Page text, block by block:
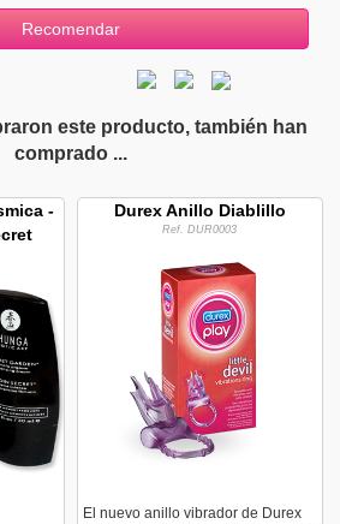
este producto, también han
comprado ...
-
Durex Anillo Diablillo
Ref. DUR0003
El nuevo anillo vibrador de Durex